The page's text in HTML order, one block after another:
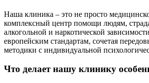
Наша клиника – это не просто
комплексный центр помощи людям,
алкогольной и наркотической
европейским стандартам, сочетая
методики с индивидуальной
Что делает нашу клинику